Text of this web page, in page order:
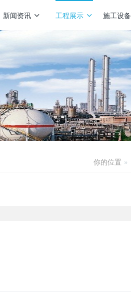
新闻资讯 工程展示 施工设备
你的位置